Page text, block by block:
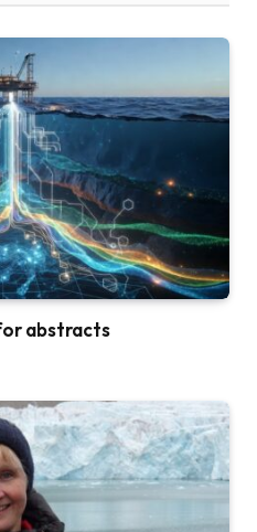
abstracts